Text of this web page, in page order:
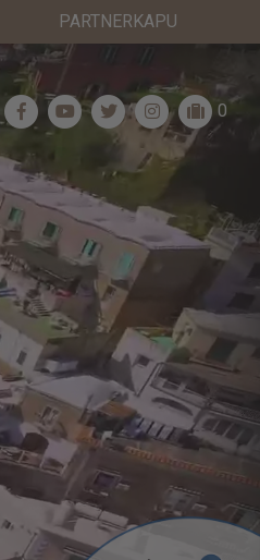
PARTNERKAPU
0